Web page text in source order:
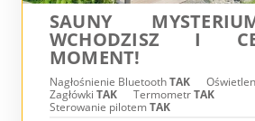
SAUNY
WCHODZISZ I
MOMENT!
Nagłośnienie BluetoothTAK
Zagłówki TAK TermometrTAK
Sterowanie pilotemTAK